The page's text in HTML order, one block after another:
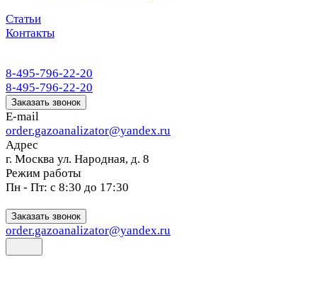
Статьи
Контакты
8-495-796-22-20
8-495-796-22-20
Заказать звонок
E-mail
order.gazoanalizator@yandex.ru
Адрес
г. Москва ул. Народная, д. 8
Режим работы
Пн - Пт: с 8:30 до 17:30
Заказать звонок
order.gazoanalizator@yandex.ru